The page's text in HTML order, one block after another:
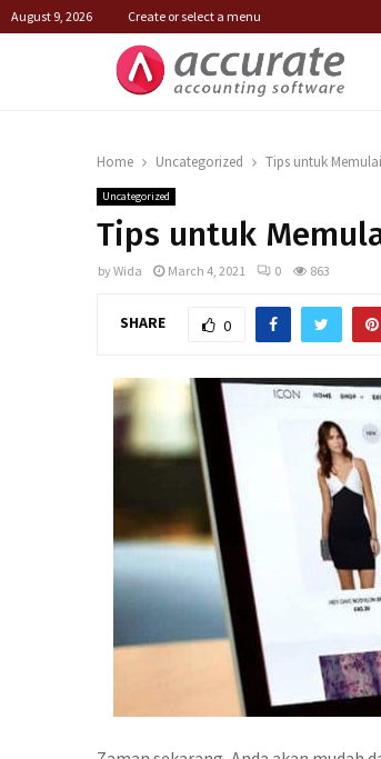
August 9, 2026 Create or select a menu
Home Uncategorized Tips untuk
Uncategorized
Tips untuk
byWida March 4, 2021 0 863
SHARE 0